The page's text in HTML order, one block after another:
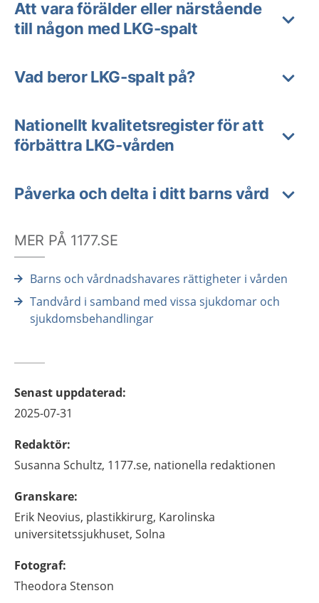
Att vara förälder eller närstående
till någon med LKG-spalt
Vad beror LKG-spalt på?
Nationellt kvalitetsregister för att
förbättra LKG-vården
Påverka och delta i ditt barns vård
MER PÅ 1177.SE
Barns och vårdnadshavares rättigheter i vården
Tandvård i samband med vissa sjukdomar och
sjukdomsbehandlingar
Senast uppdaterad:
2025-07-31
Redaktör:
Susanna Schultz, 1177.se, nationella redaktionen
Granskare:
Erik Neovius, plastikkirurg, Karolinska
universitetssjukhuset, Solna
Fotograf:
Theodora Stenson